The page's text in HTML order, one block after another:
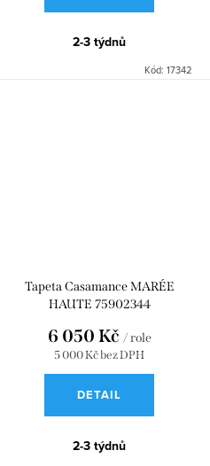
2-3 týdnů
Kód: 17342
Tapeta Casamance MARÉE
HAUTE 75902344
5 000 Kč bez DPH
6 050 Kč / role
DETAIL
2-3 týdnů